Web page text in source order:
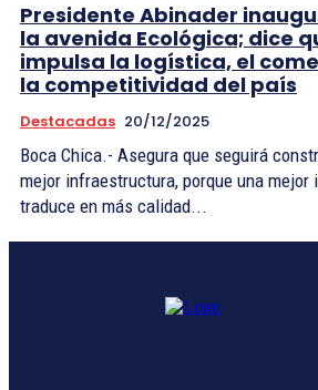
Presidente Abinader
la avenida Ecológica; dice
impulsa la logística, el
la competitividad del país
Destacadas 20/12/2025
Boca Chica.- Asegura que seguirá
mejor infraestructura, porque una
traduce en más calidad...